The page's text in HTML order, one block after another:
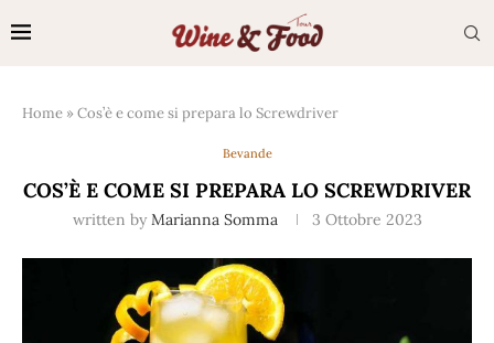
Home »Cos’è e come si prepara lo Screwdriver
Bevande
COS’È E COME SI PREPARA LO SCREWDRIVER
written by Marianna Somma 3 Ottobre 2023